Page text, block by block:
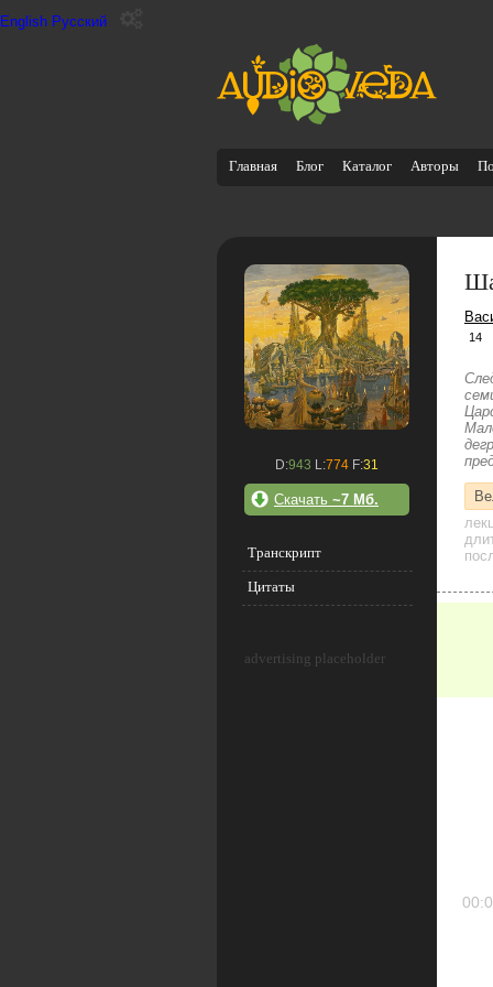
English Русский
Главная Блог Каталог Авторы
D:943 L:774 F:31
Скачать ~7 Мб.
Транскрипт
Цитаты
advertising placeholder
14